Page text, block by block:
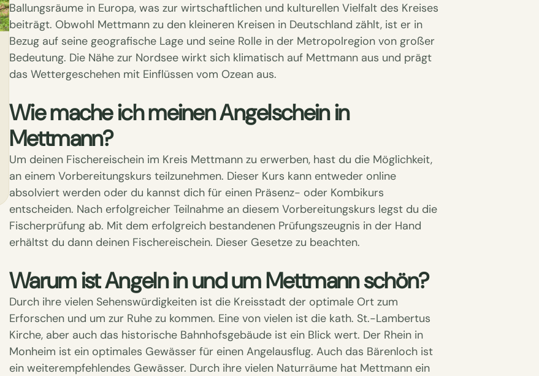
Ballungsräume in Europa, was zur wirtschaftlichen und kulturellen Vielfalt des Kreises
beiträgt. Obwohl Mettmann zu den kleineren Kreisen in Deutschland zählt, ist er in
Bezug auf seine geografische Lage und seine Rolle in der Metropolregion von großer
Bedeutung. Die Nähe zur Nordsee wirkt sich klimatisch auf Mettmann aus und prägt
das Wettergeschehen mit Einflüssen vom Ozean aus.
Wie mache ich meinen Angelschein in
Mettmann?
Um deinen Fischereischein im Kreis Mettmann zu erwerben, hast du die Möglichkeit,
an einem Vorbereitungskurs teilzunehmen. Dieser Kurs kann entweder online
absolviert werden oder du kannst dich für einen Präsenz- oder Kombikurs
entscheiden. Nach erfolgreicher Teilnahme an diesem Vorbereitungskurs legst du die
Fischerprüfung ab. Mit dem erfolgreich bestandenen Prüfungszeugnis in der Hand
erhältst du dann deinen Fischereischein. Dieser Gesetze zu beachten.
Warum ist Angeln in und um Mettmann schön?
Durch ihre vielen Sehenswürdigkeiten ist die Kreisstadt der optimale Ort zum
Erforschen und um zur Ruhe zu kommen. Eine von vielen ist die kath. St.-Lambertus
Kirche, aber auch das historische Bahnhofsgebäude ist ein Blick wert. Der Rhein in
Monheim ist ein optimales Gewässer für einen Angelausflug. Auch das Bärenloch ist
ein weiterempfehlendes Gewässer. Durch ihre vielen Naturräume hat Mettmann ein